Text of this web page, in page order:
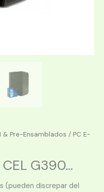
& Pre-Ensamblados / PC E-
G390...
(pueden discrepar del